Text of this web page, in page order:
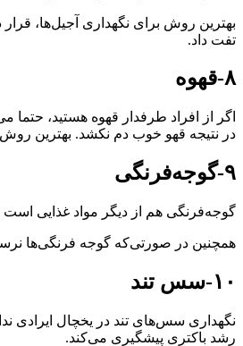
بهترین روش برای نگهداری آجیل‌ها،
تفت داد.
۸-قهوه
اگر از افراد طرفدار قهوه هستید،
در نتیجه قهو خوب دم نکشد. بهترین روش
۹-گوجه‌فرنگی
گوجه‌فرنگی هم از دیگر مواد غذایی
همچنین در صورتی‌که گوجه فرنگی‌ها
۱۰-سس تند
نگهداری سس‌های تند در یخچال ایرادی
رشد باکتری پیشگیری می‌کند.